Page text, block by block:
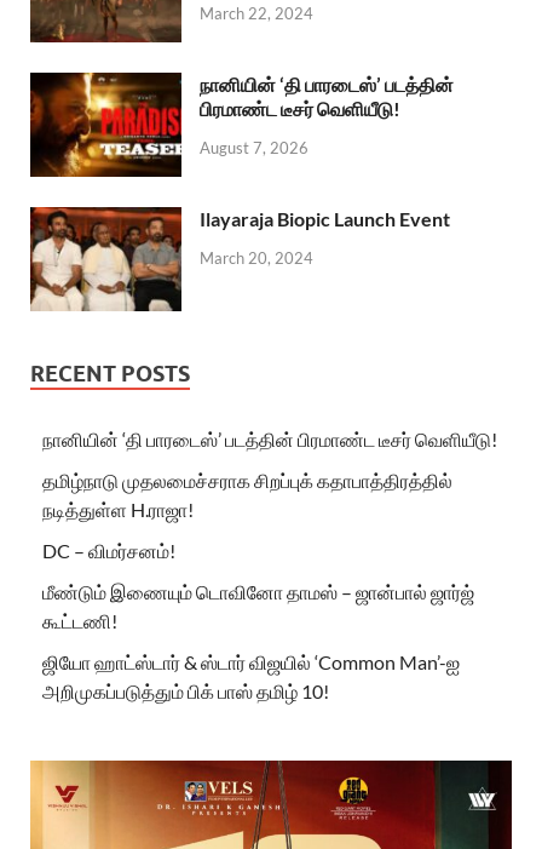
March 22, 2024
நானியின் ‘தி பாரடைஸ்’ படத்தின்
பிரமாண்ட டீசர் வெளியீடு!
August 7, 2026
Ilayaraja Biopic Launch Event
March 20, 2024
RECENT POSTS
நானியின் ‘தி பாரடைஸ்’ படத்தின் பிரமாண்ட டீசர் வெளியீடு!
தமிழ்நாடு முதலமைச்சராக சிறப்புக் கதாபாத்திரத்தில்
நடித்துள்ள H.ராஜா!
DC – விமர்சனம்!
மீண்டும் இணையும் டொவினோ தாமஸ் – ஜான்பால் ஜார்ஜ்
கூட்டணி!
ஜியோ ஹாட்ஸ்டார் & ஸ்டார் விஜயில் ‘Common Man’-ஐ
அறிமுகப்படுத்தும் பிக் பாஸ் தமிழ் 10!